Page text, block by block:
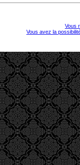
Vous
Vous avez la